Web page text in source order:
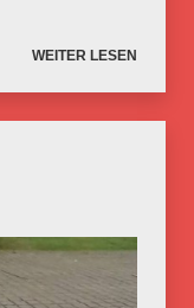
WEITER LESEN